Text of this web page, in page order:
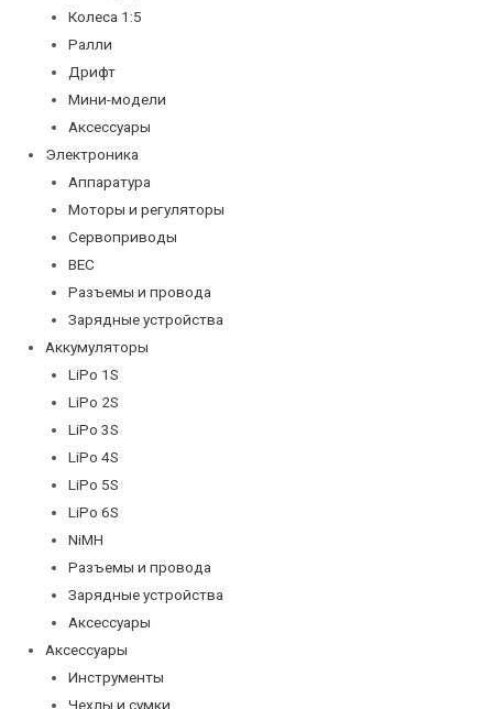
Колеса 1:5
Ралли
Дрифт
Мини-модели
Аксессуары
Электроника
Аппаратура
Моторы и регуляторы
Сервоприводы
BEC
Разъемы и провода
Зарядные устройства
Аккумуляторы
LiPo 1S
LiPo 2S
LiPo 3S
LiPo 4S
LiPo 5S
LiPo 6S
NiMH
Разъемы и провода
Зарядные устройства
Аксессуары
Аксессуары
Инструменты
Чехлы и сумки